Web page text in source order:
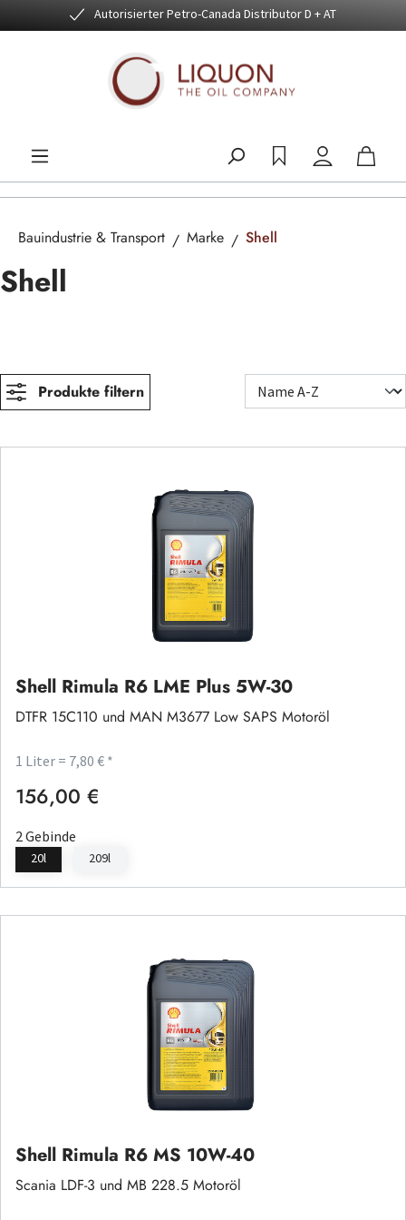
Zum Hauptinhalt springenAutorisierter Petro-Canada Distributor D + AT
Bauindustrie & Transport Marke Shell
Shell
Produkte filtern
Shell Rimula R6 LME Plus 5W-30
DTFR 15C110 und MAN M3677 Low SAPS Motoröl
1 Liter = 7,80 € *
Regulärer Preis:
156,00 €
2 Gebinde
20l 209l
Shell Rimula R6 MS 10W-40
Scania LDF-3 und MB 228.5 Motoröl